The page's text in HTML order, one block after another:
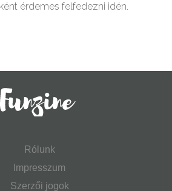
érdemes felfedezni idén.
Rólunk
Impresszum
Szerzői jogok